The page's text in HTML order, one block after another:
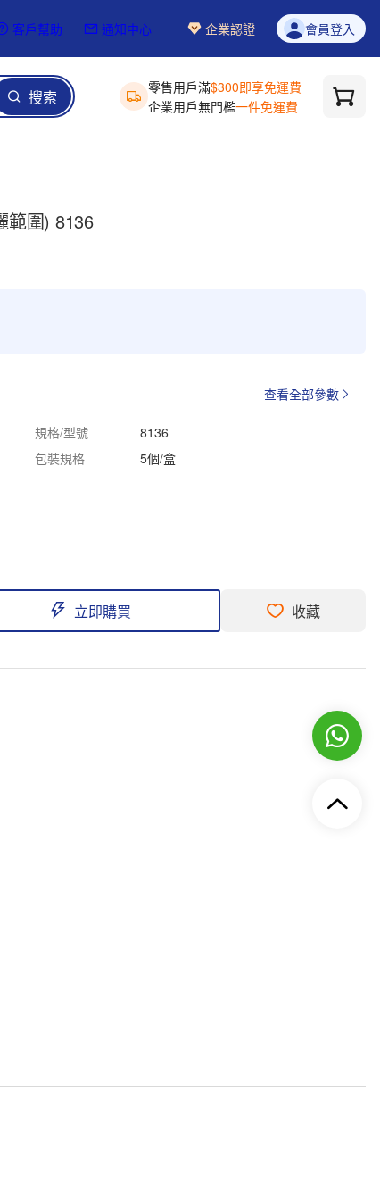
客戶幫助 通知中心 企業認證 會員登入
搜索 零售用戶滿$300即享免運費
企業用戶無門檻一件免運費
範圍) 8136
查看全部參數
規格/型號
8136
包裝規格 5個/盒
立即購買 收藏